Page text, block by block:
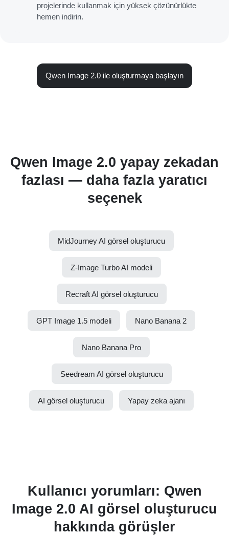
projelerinde kullanmak için yüksek çözünürlükte
hemen indirin.
Qwen Image 2.0 ile oluşturmaya başlayın
Qwen Image 2.0 yapay zekadan
fazlası — daha fazla yaratıcı
seçenek
MidJourney AI görsel oluşturucu
Z-Image Turbo AI modeli
Recraft AI görsel oluşturucu
GPT Image 1.5 modeli Nano Banana 2
Nano Banana Pro
Seedream AI görsel oluşturucu
AI görsel oluşturucu Yapay zeka ajanı
Kullanıcı yorumları: Qwen
Image 2.0 AI görsel oluşturucu
hakkında görüşler